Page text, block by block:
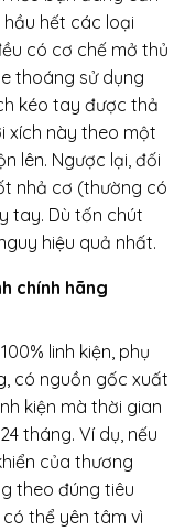
hầu hết các loại
có cơ chế mở thủ
thoáng sử dụng
kéo tay được thả
xích này theo một
lên. Ngược lại, đối
nhả cơ (thường có
tay. Dù tốn chút
hiệu quả nhất.
chính hãng
linh kiện, phụ
có nguồn gốc xuất
kiện mà thời gian
tháng. Ví dụ, nếu
của thương
theo đúng tiêu
thể yên tâm vì